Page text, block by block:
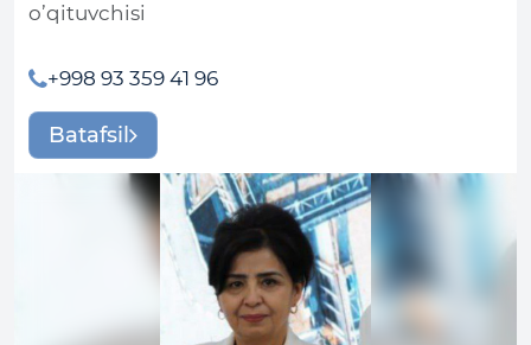
o’qituvchisi
+998 93 359 41 96
Batafsil